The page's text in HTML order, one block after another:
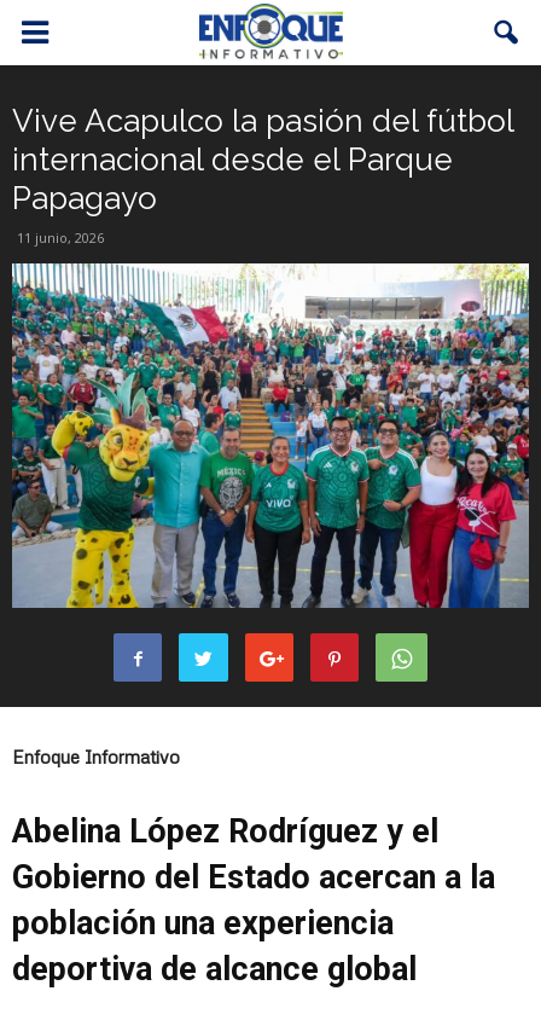
Vive Acapulco la pasión del fútbol
internacional desde el Parque
Papagayo
11 junio, 2026
Enfoque Informativo
Abelina López Rodríguez y el
Gobierno del Estado acercan a la
población una experiencia
deportiva de alcance global